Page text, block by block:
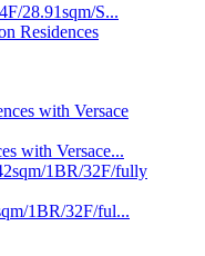
28.91sqm/S...
Residences
with Versace...
1BR/32F/ful...